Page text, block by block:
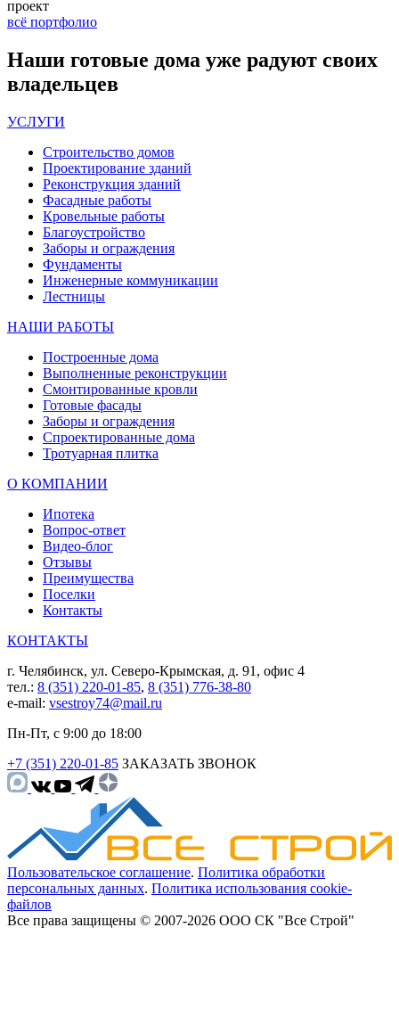
проект
всё портфолио
Наши готовые дома уже радуют своих
владельцев
УСЛУГИ
Строительство домов
Проектирование зданий
Реконструкция зданий
Фасадные работы
Кровельные работы
Благоустройство
Заборы и ограждения
Фундаменты
Инженерные коммуникации
Лестницы
НАШИ РАБОТЫ
Построенные дома
Выполненные реконструкции
Смонтированные кровли
Готовые фасады
Заборы и ограждения
Спроектированные дома
Тротуарная плитка
О КОМПАНИИ
Ипотека
Вопрос-ответ
Видео-блог
Отзывы
Преимущества
Поселки
Контакты
КОНТАКТЫ
г. Челябинск, ул. Северо-Крымская, д. 91, офис 4
тел.: 8 (351) 220-01-85, 8 (351) 776-38-80
e-mail: vsestroy74@mail.ru
Пн-Пт, с 9:00 до 18:00
+7 (351) 220-01-85 ЗАКАЗАТЬ ЗВОНОК
Пользовательское соглашение. Политика обработки
персональных данных. Политика использования cookie-
файлов
Все права защищены © 2007-2026 ООО СК "Все Строй"